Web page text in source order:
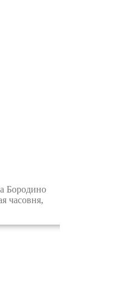
Бородино
часовня,